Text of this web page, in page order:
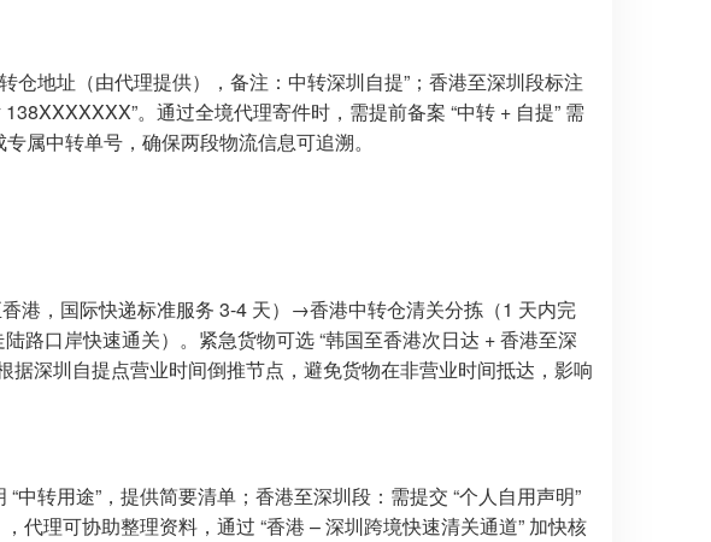
仓地址（由代理提供），备注：中转深圳自提”；香港至深圳段标注
。通过全境代理寄件时，需提前备案 “中转 + 自提” 需
属中转单号，确保两段物流信息可追溯。
港，国际快递标准服务 3-4 天）→香港中转仓清关分拣（1 天内完
路口岸快速通关）。紧急货物可选 “韩国至香港次日达 + 香港至深
据深圳自提点营业时间倒推节点，避免货物在非营业时间抵达，影响
转用途”，提供简要清单；香港至深圳段：需提交 “个人自用声明”
代理可协助整理资料，通过 “香港 – 深圳跨境快速清关通道” 加快核